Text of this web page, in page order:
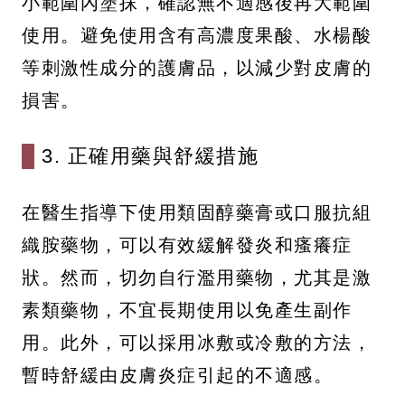
使用。避免使用含有高濃度果酸、水楊酸
等刺激性成分的護膚品，以減少對皮膚的
損害。
3. 正確用藥與舒緩措施
在醫生指導下使用類固醇藥膏或口服抗組
織胺藥物，可以有效緩解發炎和瘙癢症
狀。然而，切勿自行濫用藥物，尤其是激
素類藥物，不宜長期使用以免產生副作
用。此外，可以採用冰敷或冷敷的方法，
暫時舒緩由皮膚炎症引起的不適感。